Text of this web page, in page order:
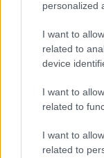
personalized
I want to
related to
device
I want to
related to
I want to
related to